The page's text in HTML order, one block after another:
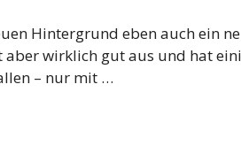
Hintergrund eben auch ein
wirklich gut aus und hat
– nur mit …